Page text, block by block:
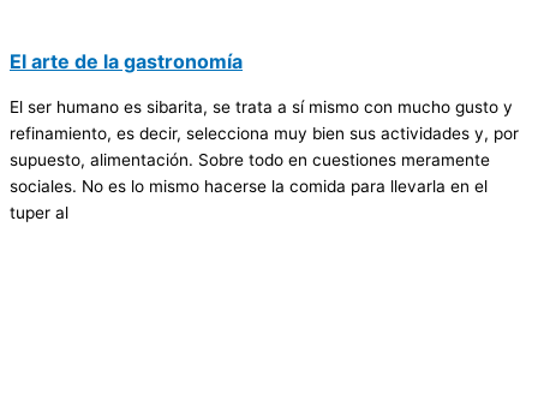
El arte de la gastronomía
El ser humano es sibarita, se trata a sí mismo con mucho gusto y
refinamiento, es decir, selecciona muy bien sus actividades y, por
supuesto, alimentación. Sobre todo en cuestiones meramente
sociales. No es lo mismo hacerse la comida para llevarla en el
tuper al